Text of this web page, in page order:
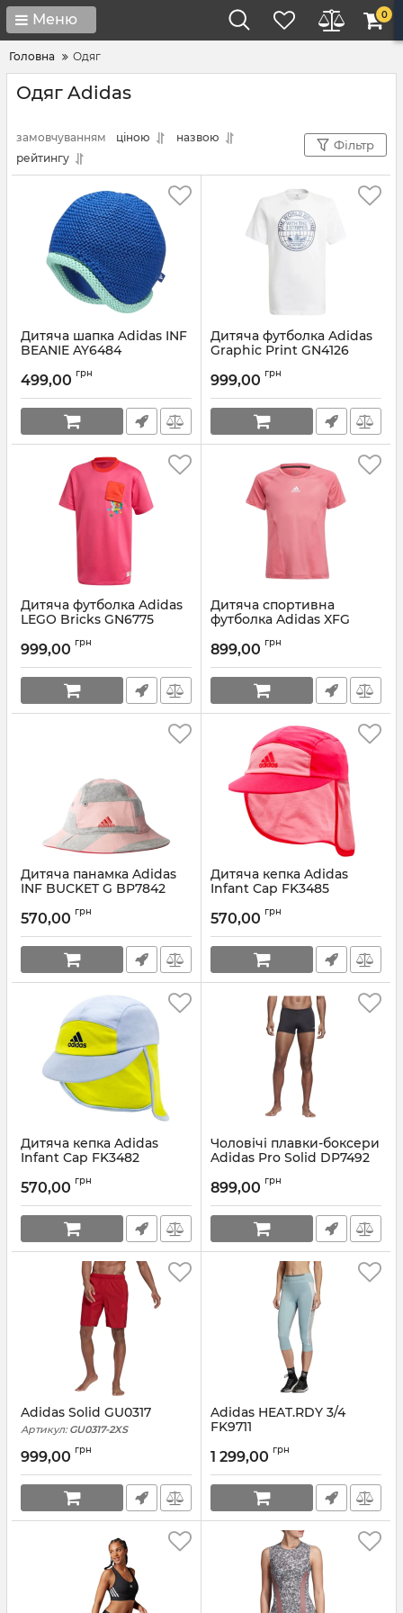
Меню 0
Головна Одяг
Одяг Adidas
замовчуванням ціною
назвою
рейтингу
Фільтр
Дитяча шапка Adidas INF
BEANIE AY6484
499,00 грн
Дитяча футболка Adidas
Graphic Print GN4126
999,00 грн
Дитяча футболка Adidas
LEGO Bricks GN6775
999,00 грн
Дитяча спортивна
футболка Adidas XFG
Артикул: H40092-128
899,00 грн
Дитяча панамка Adidas
INF BUCKET G BP7842
570,00 грн
Дитяча кепка Adidas
Infant Cap FK3485
570,00 грн
Дитяча кепка Adidas
Infant Cap FK3482
570,00 грн
Чоловічі плавки-боксери
Adidas Pro Solid DP7492
899,00 грн
Adidas Solid GU0317
Артикул: GU0317-2XS
999,00 грн
Adidas HEAT.RDY 3/4
FK9711
1 299,00 грн